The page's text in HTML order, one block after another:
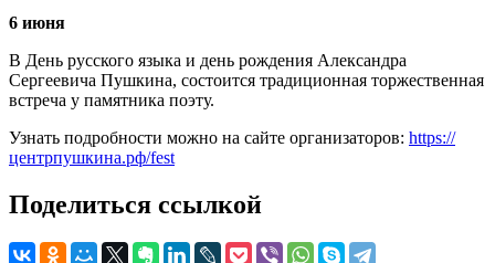
6 июня
В День русского языка и день рождения Александра
Сергеевича Пушкина, состоится традиционная торжественная
встреча у памятника поэту.
Узнать подробности можно на сайте организаторов: https://
центрпушкина.рф/fest
Поделиться ссылкой